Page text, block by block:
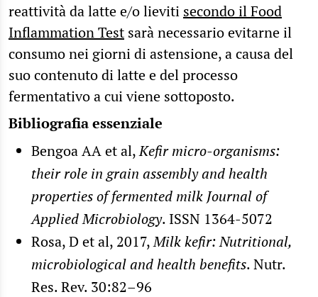
reattività da latte e/o lieviti secondo il Food
Inflammation Test sarà necessario evitarne il
consumo nei giorni di astensione, a causa del
suo contenuto di latte e del processo
fermentativo a cui viene sottoposto.
Bibliografia essenziale
Bengoa AA et al,Kefir micro-organisms:
their role in grain assembly and health
properties of fermented milk Journal of
Applied Microbiology. ISSN 1364-5072
Rosa, D et al, 2017,Milk kefir: Nutritional,
microbiological and health benefits. Nutr.
Res. Rev. 30:82–96